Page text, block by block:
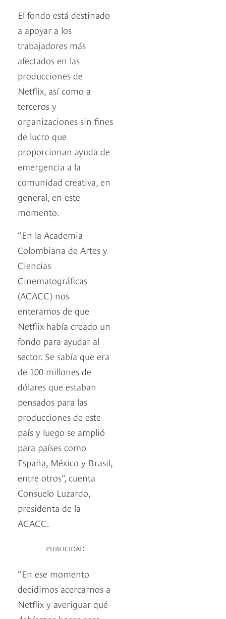
El fondo está destinado
a apoyar a los
trabajadores más
afectados en las
producciones de
Netflix, así como a
terceros y
organizaciones sin fines
de lucro que
proporcionan ayuda de
emergencia a la
comunidad creativa, en
general, en este
momento.
“En la Academia
Colombiana de Artes y
Ciencias
Cinematográficas
(ACACC) nos
enteramos de que
Netflix había creado un
fondo para ayudar al
sector. Se sabía que era
de 100 millones de
dólares que estaban
pensados para las
producciones de este
país y luego se amplió
para países como
España, México y Brasil,
entre otros”, cuenta
Consuelo Luzardo,
presidenta de la
ACACC.
PUBLICIDAD
“En ese momento
decidimos acercarnos a
Netflix y averiguar qué